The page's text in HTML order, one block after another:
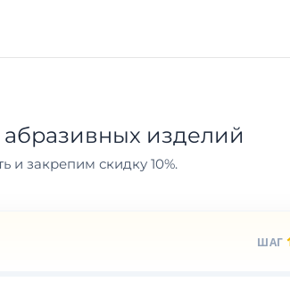
изделий
и закрепим скидку 10%.
ШАГ